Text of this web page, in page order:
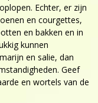
Echter, er zijn
en courgettes,
en bakken en in
kunnen
en salie, dan
Geef
en wortels van de